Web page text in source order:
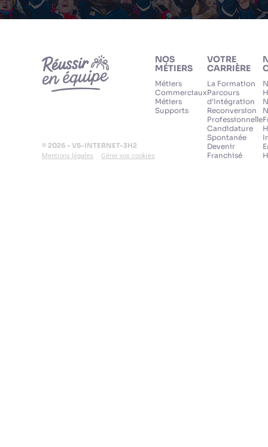
© 2026 - VS-INTERNET-3H2
Mentions légales Gérer vos cookies
NOS
MÉTIERS
Métiers
Commerciaux
Métiers
Supports
VOTRE
CARRIÈRE
La Formation
Parcours
d'Intégration
Reconversion
Professionnelle
Candidature
Spontanée
Devenir
Franchisé